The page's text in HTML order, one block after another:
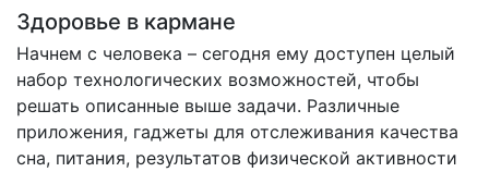
Здоровье в кармане
Начнем с человека – сегодня ему доступен целый
набор технологических возможностей, чтобы
решать описанные выше задачи. Различные
приложения, гаджеты для отслеживания качества
сна, питания, результатов физической активности